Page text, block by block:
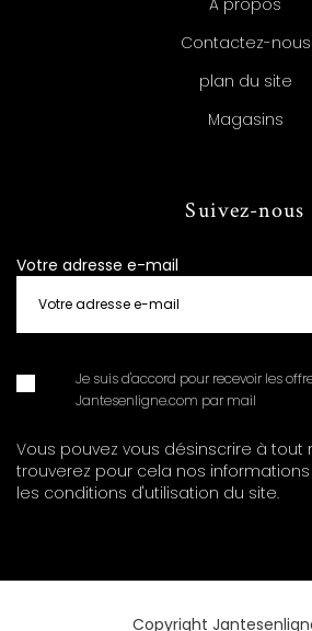
Contactez-nous
plan du site
Magasins
Suivez-nous
Votre adresse e-mail
Je suis d'accord pour recevoir les
Jantesenligne.com par mail
Vous pouvez vous désinscrire à tout
trouverez pour cela nos
les conditions d'utilisation du site.
Copyright